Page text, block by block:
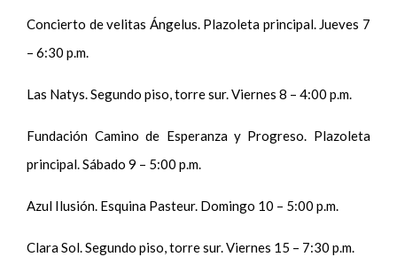
Concierto de velitas Ángelus. Plazoleta principal. Jueves 7
– 6:30 p.m.
Las Natys. Segundo piso, torre sur. Viernes 8 – 4:00 p.m.
Fundación Camino de Esperanza y Progreso. Plazoleta
principal. Sábado 9 – 5:00 p.m.
Azul Ilusión. Esquina Pasteur. Domingo 10 – 5:00 p.m.
Clara Sol. Segundo piso, torre sur. Viernes 15 – 7:30 p.m.